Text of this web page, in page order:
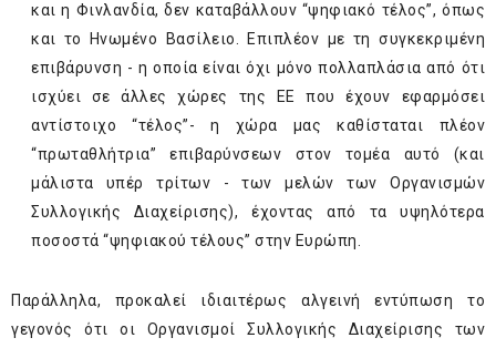
και η Φινλανδία, δεν καταβάλλουν “ψηφιακό τέλος”, όπως
και το Ηνωμένο Βασίλειο. Επιπλέον με τη συγκεκριμένη
επιβάρυνση - η οποία είναι όχι μόνο πολλαπλάσια από ότι
ισχύει σε άλλες χώρες της ΕΕ που έχουν εφαρμόσει
αντίστοιχο “τέλος”- η χώρα μας καθίσταται πλέον
“πρωταθλήτρια” επιβαρύνσεων στον τομέα αυτό (και
μάλιστα υπέρ τρίτων - των μελών των Οργανισμών
Συλλογικής Διαχείρισης), έχοντας από τα υψηλότερα
ποσοστά “ψηφιακού τέλους” στην Ευρώπη.
Παράλληλα, προκαλεί ιδιαιτέρως αλγεινή εντύπωση το
γεγονός ότι οι Οργανισμοί Συλλογικής Διαχείρισης των